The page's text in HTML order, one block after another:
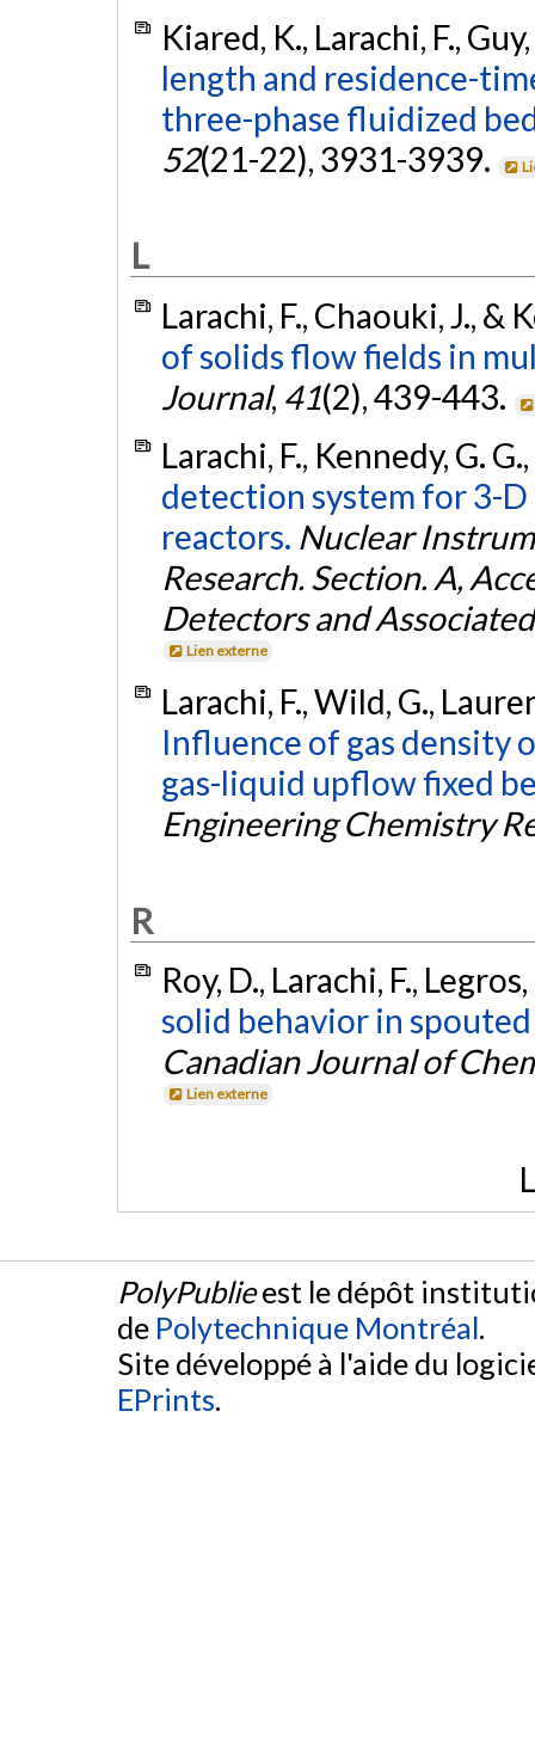
Kiared, K., Larachi, F.,
length and residence-
three-phase fluidized
52(21-22), 3931-3939.
L
Larachi, F., Chaouki, J., &
of solids flow fields in
Journal, 41(2), 439-443.
Larachi, F., Kennedy, G.
detection system for 3-
reactors. Nuclear
Research. Section. A,
Detectors and
Lien externe
Larachi, F., Wild, G.,
Influence of gas density
gas-liquid upflow fixed
Engineering Chemistry
R
Roy, D., Larachi, F.,
solid behavior in
Canadian Journal of
Lien externe
PolyPublieest le dépôt
de Polytechnique Montréal.
Site développé à l'aide du
EPrints.